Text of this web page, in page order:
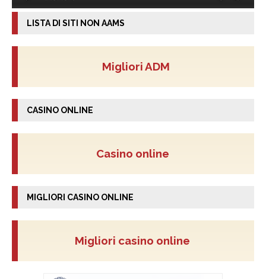
LISTA DI SITI NON AAMS
Migliori ADM
CASINO ONLINE
Casino online
MIGLIORI CASINO ONLINE
Migliori casino online